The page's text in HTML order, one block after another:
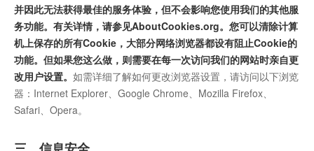
并因此无法获得最佳的服务体验，但不会影响您使用我们的其他服
务功能。有关详情，请参见AboutCookies.org。您可以清除计算
机上保存的所有Cookie，大部分网络浏览器都设有阻止Cookie的
功能。但如果您这么做，则需要在每一次访问我们的网站时亲自更
改用户设置。 如需详细了解如何更改浏览器设置，请访问以下浏览
器：Internet Explorer、Google Chrome、Mozilla Firefox、
Safari、Opera。